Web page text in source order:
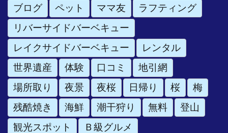
ブログ
ペット ママ友
ラフティング
リバーサイドバーベキュー
レイクサイドバーベキュー
レンタル
世界遺産
体験 口コミ
地引網
場所取り
夜景 夜桜 日帰り 桜
梅
残酷焼き
海鮮 潮干狩り 無料
登山
観光スポット
Ｂ級グルメ